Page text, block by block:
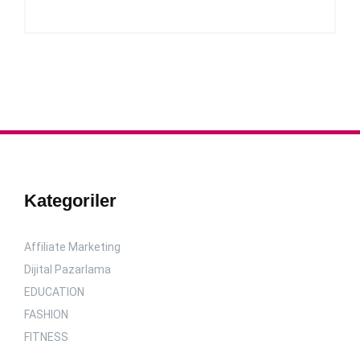
Kategoriler
Affiliate Marketing
Dijital Pazarlama
EDUCATION
FASHION
FITNESS